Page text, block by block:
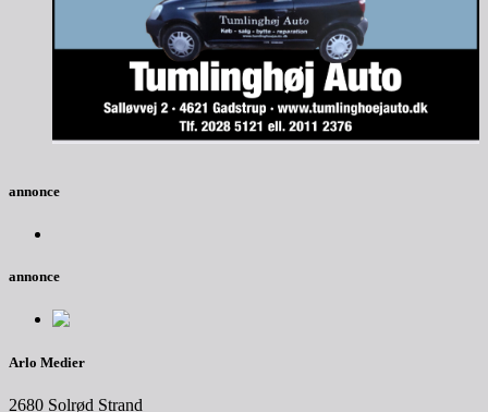
annonce
annonce
Arlo Medier
2680 Solrød Strand